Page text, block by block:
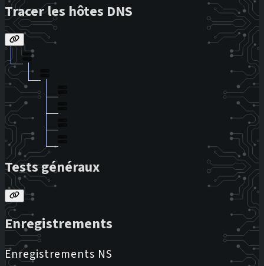
Tracer les hôtes DNS
Tests généraux
Enregistrements
Enregistrements NS